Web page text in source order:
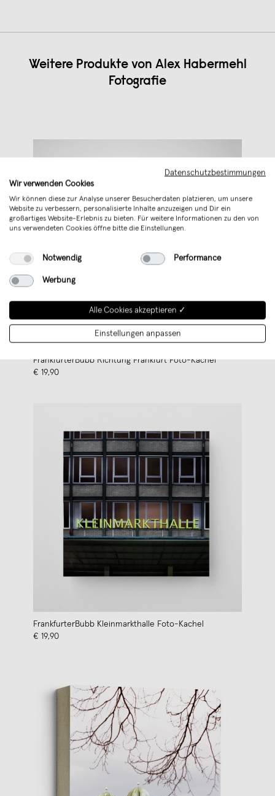
Weitere Produkte von Alex Habermehl
Fotografie
FrankfurterBubb Richtung Frankfurt Foto-Kachel
€ 19,90
FrankfurterBubb Kleinmarkthalle Foto-Kachel
€ 19,90
Datenschutzbestimmungen
Wir verwenden Cookies
Wir können diese zur Analyse unserer Besucherdaten platzieren, um unsere
Website zu verbessern, personalisierte Inhalte anzuzeigen und Dir ein
großartiges Website-Erlebnis zu bieten. Für weitere Informationen zu den von
uns verwendeten Cookies öffne bitte die Einstellungen.
Notwendig Performance
Werbung
Alle Cookies akzeptieren ✓
Einstellungen anpassen